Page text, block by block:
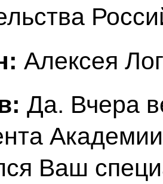
Алексея
Да. Вчера
Ваш